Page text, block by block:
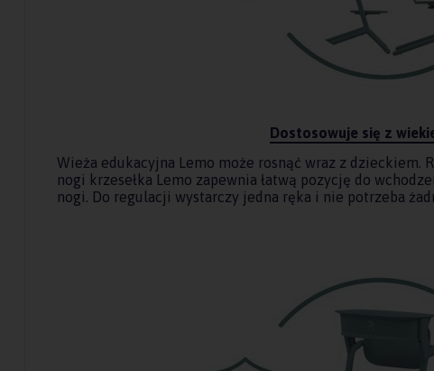
Dostosowuje się z
Wieża edukacyjna Lemo może rosnąć wraz z dzieckiem.
nogi krzesełka Lemo zapewnia łatwą pozycję do
nogi. Do regulacji wystarczy jedna ręka i nie potrzeba